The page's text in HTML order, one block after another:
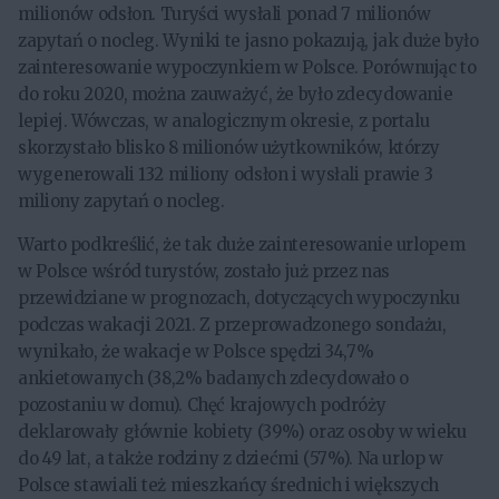
milionów odsłon. Turyści wysłali ponad 7 milionów
zapytań o nocleg. Wyniki te jasno pokazują, jak duże było
zainteresowanie wypoczynkiem w Polsce. Porównując to
do roku 2020, można zauważyć, że było zdecydowanie
lepiej. Wówczas, w analogicznym okresie, z portalu
skorzystało blisko 8 milionów użytkowników, którzy
wygenerowali 132 miliony odsłon i wysłali prawie 3
miliony zapytań o nocleg.
Warto podkreślić, że tak duże zainteresowanie urlopem
w Polsce wśród turystów, zostało już przez nas
przewidziane w prognozach, dotyczących wypoczynku
podczas wakacji 2021. Z przeprowadzonego sondażu,
wynikało, że wakacje w Polsce spędzi 34,7%
ankietowanych (38,2% badanych zdecydowało o
pozostaniu w domu). Chęć krajowych podróży
deklarowały głównie kobiety (39%) oraz osoby w wieku
do 49 lat, a także rodziny z dziećmi (57%). Na urlop w
Polsce stawiali też mieszkańcy średnich i większych